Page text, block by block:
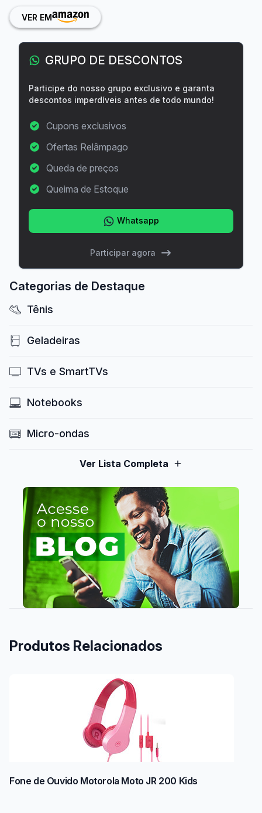
VER EM
GRUPO DE DESCONTOS
Participe do nosso grupo exclusivo e garanta
descontos imperdíveis antes de todo mundo!
Cupons exclusivos
Ofertas Relâmpago
Queda de preços
Queima de Estoque
Whatsapp
Participar agora
Categorias de Destaque
Tênis
Geladeiras
TVs e SmartTVs
Notebooks
Micro-ondas
Ver Lista Completa
Produtos Relacionados
Fone de Ouvido Motorola Moto JR 200 Kids